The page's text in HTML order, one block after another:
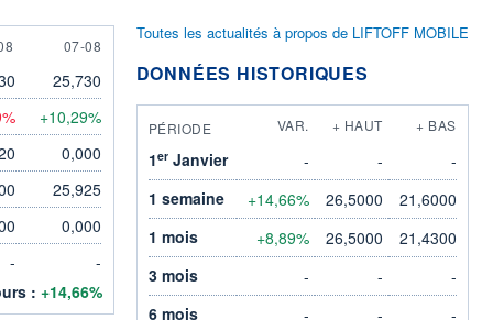
7 AUGUST
07-08
25,730
+10,29%
0,000
25,925
0,000
-
-
: +14,66%
Toutes les actualités à propos de LIFTOFF MOBILE
DONNÉES HISTORIQUES
PÉRIODE VAR. + HAUT + BAS
1erJanvier - -
-
1 semaine
+14,66% 26,5000
21,6000
1 mois
+8,89% 26,5000
21,4300
3 mois
- -
-
6 mois
- - -